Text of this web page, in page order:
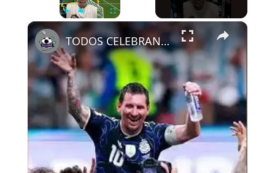
×
TODOS CELEBRAN CON MESSI